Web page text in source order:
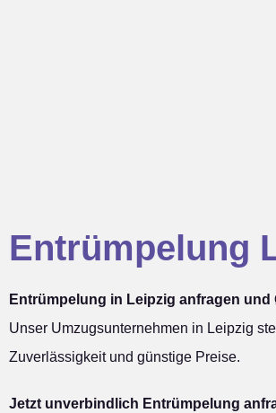
Entrümpelung
Entrümpelung in Leipzig anfragen und
Unser Umzugsunternehmen in Leipzig
Zuverlässigkeit und günstige Preise.
Jetzt unverbindlich Entrümpelung